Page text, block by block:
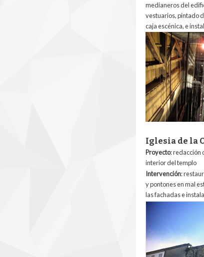
medianeros del
vestuarios, pintado
caja escénica, e
Iglesia de la
Proyecto: redacción
interior del templo
Intervención:
y pontones en mal
las fachadas e